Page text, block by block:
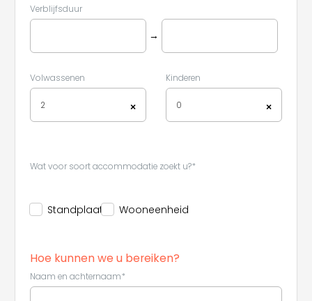
Verblijfsduur
→
Volwassenen
×
2
Kinderen
×
0
Wat voor soort accommodatie zoekt u?*
Standplaats Wooneenheid
Hoe kunnen we u bereiken?
Naam en achternaam*